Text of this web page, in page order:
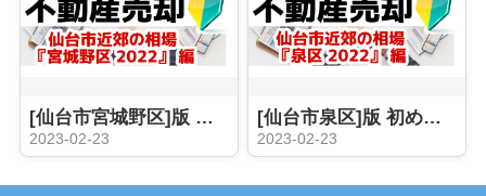
[仙台市宮城野区]版 初めての不動産売却 プロが教える相場事情【土地 戸建 建物】2023年
2023-02-23
[仙台市泉区]版 初めての不動産売却 プロが教える相場事情【土地 戸建 建物】2023年
2023-02-23